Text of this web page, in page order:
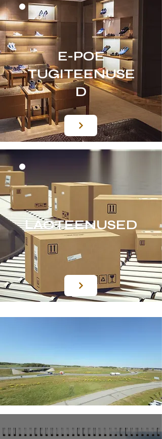
E-POE
TUGITEENUSE
D
LAOTEENUSED